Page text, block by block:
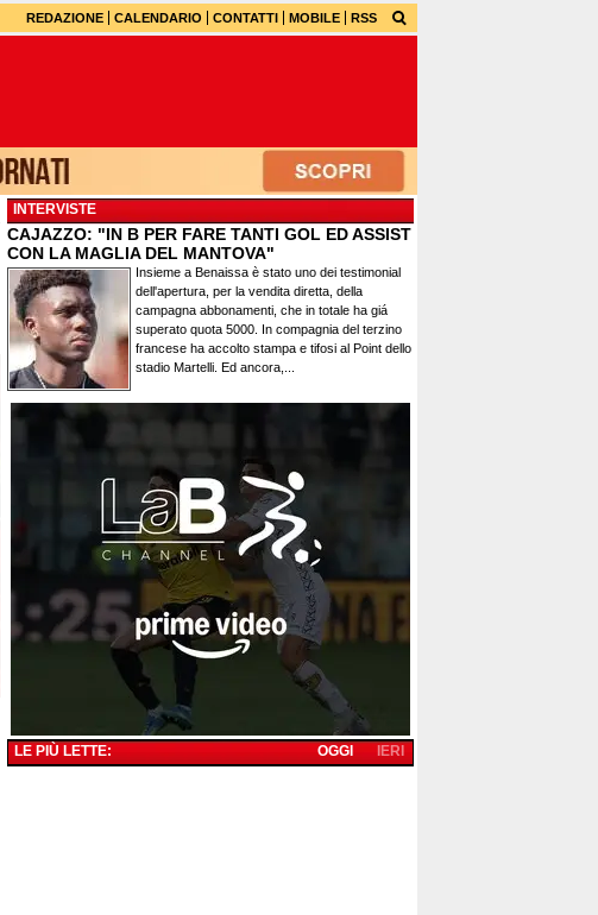
REDAZIONE CALENDARIO CONTATTI MOBILE RSS
INTERVISTE
CAJAZZO: "IN B PER FARE TANTI GOL ED ASSIST
CON LA MAGLIA DEL MANTOVA"
Insieme a Benaissa è stato uno dei testimonial
dell'apertura, per la vendita diretta, della
campagna abbonamenti, che in totale ha giá
superato quota 5000. In compagnia del terzino
francese ha accolto stampa e tifosi al Point dello
stadio Martelli. Ed ancora,...
LE PIÙ LETTE: IERI
OGGI